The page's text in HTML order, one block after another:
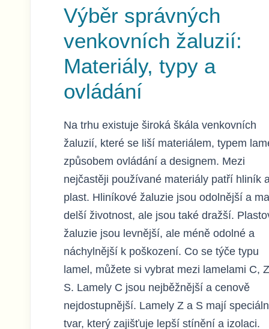
Výběr správných
venkovních žaluzií:
Materiály, typy a
ovládání
Na trhu existuje široká škála venkovních
žaluzií, které se liší materiálem, typem
způsobem ovládání a designem. Mezi
nejčastěji používané materiály patří hliník
plast. Hliníkové žaluzie jsou odolnější a
delší životnost, ale jsou také dražší.
žaluzie jsou levnější, ale méně odolné a
náchylnější k poškození. Co se týče typu
lamel, můžete si vybrat mezi lamelami C,
S. Lamely C jsou nejběžnější a cenově
nejdostupnější. Lamely Z a S mají
tvar, který zajišťuje lepší stínění a izolaci.